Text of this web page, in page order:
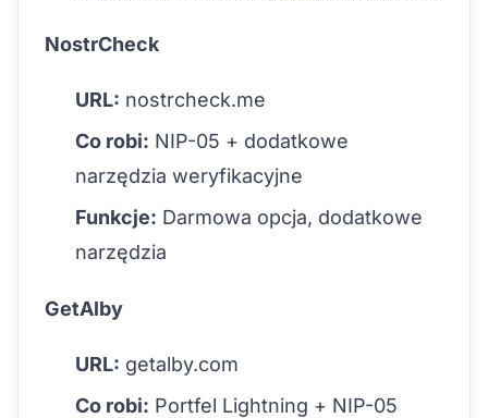
NostrCheck
URL: nostrcheck.me
Co robi: NIP-05 + dodatkowe
narzędzia weryfikacyjne
Funkcje: Darmowa opcja, dodatkowe
narzędzia
GetAlby
URL: getalby.com
Co robi: Portfel Lightning + NIP-05